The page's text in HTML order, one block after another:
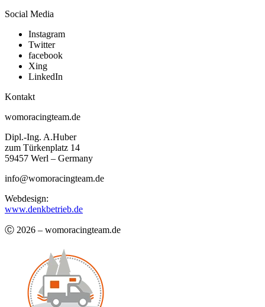
Social Media
Instagram
Twitter
facebook
Xing
LinkedIn
Kontakt
womoracingteam.de
Dipl.-Ing. A.Huber
zum Türkenplatz 14
59457 Werl – Germany
info@womoracingteam.de
Webdesign:
www.denkbetrieb.de
Ⓒ 2026 – womoracingteam.de